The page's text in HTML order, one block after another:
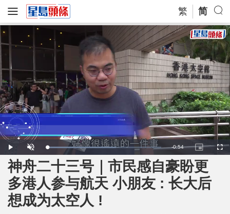
繁 简
P
l
a
y
U
n
m
u
e
L
o
a
d
e
:
6
0
2
R
e
m
-0:54
P
i
c
t
u
e
-
i
F
u
神舟二十三号｜市民感自豪盼更
多港人参与航天 小朋友 : 长大后
想成为太空人 !